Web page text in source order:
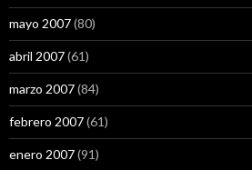
mayo 2007(80)
abril 2007(61)
marzo 2007(84)
febrero 2007(61)
enero 2007(91)